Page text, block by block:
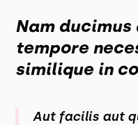
Nam
tempore
similique in
Aut facilis aut